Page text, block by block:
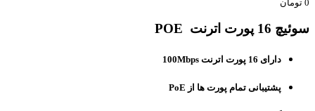
0 تومان
سوئیچ 16 پورت اترنت
دارای 16 پورت اترنت 100Mbps
پشتیبانی تمام پورت ها از PoE